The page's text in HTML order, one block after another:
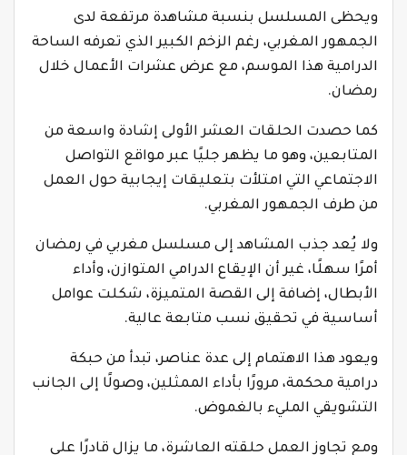
ويحظى المسلسل بنسبة مشاهدة مرتفعة لدى
الجمهور المغربي، رغم الزخم الكبير الذي تعرفه الساحة
الدرامية هذا الموسم، مع عرض عشرات الأعمال خلال
رمضان.
كما حصدت الحلقات العشر الأولى إشادة واسعة من
المتابعين، وهو ما يظهر جليًا عبر مواقع التواصل
الاجتماعي التي امتلأت بتعليقات إيجابية حول العمل
من طرف الجمهور المغربي.
ولا يُعد جذب المشاهد إلى مسلسل مغربي في رمضان
أمرًا سهلًا، غير أن الإيقاع الدرامي المتوازن، وأداء
الأبطال، إضافة إلى القصة المتميزة، شكلت عوامل
أساسية في تحقيق نسب متابعة عالية.
ويعود هذا الاهتمام إلى عدة عناصر، تبدأ من حبكة
درامية محكمة، مرورًا بأداء الممثلين، وصولًا إلى الجانب
التشويقي المليء بالغموض.
ومع تجاوز العمل حلقته العاشرة، ما يزال قادرًا على